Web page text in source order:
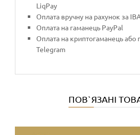
LiqPay
Оплата вручну на рахунок за
Оплата на гаманець PayPal
Оплата на криптогаманець або
Telegram
ПОВ`ЯЗАНІ